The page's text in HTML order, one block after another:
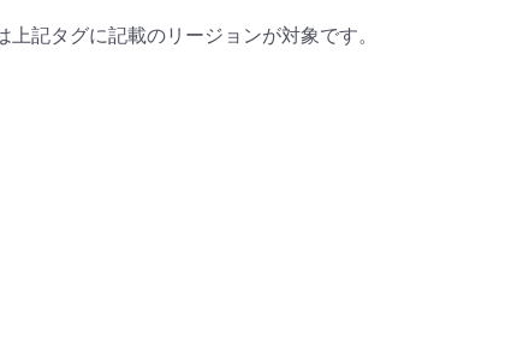
記タグに記載のリージョンが対象です。